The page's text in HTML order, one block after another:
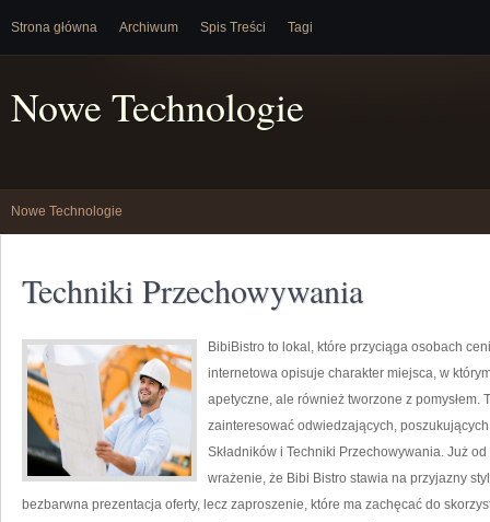
Strona główna Archiwum Spis Treści Tagi
Nowe Technologie
Nowe Technologie
Techniki Przechowywania
BibiBistro to lokal, które przyciąga osobach
internetowa opisuje charakter miejsca, w
apetyczne, ale również tworzone z pomysłem.
zainteresować odwiedzających,
Składników i Techniki Przechowywania. Już
wrażenie, że Bibi Bistro stawia na przyjazny
bezbarwna prezentacja oferty, lecz zaproszenie, które ma zachęcać do